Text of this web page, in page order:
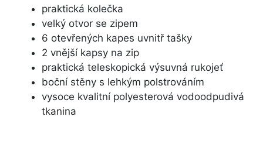
praktická kolečka
velký otvor se zipem
6 otevřených kapes uvnitř tašky
2 vnější kapsy na zip
praktická teleskopická výsuvná rukojeť
boční stěny s lehkým polstrováním
vysoce kvalitní polyesterová vodoodpudivá
tkanina